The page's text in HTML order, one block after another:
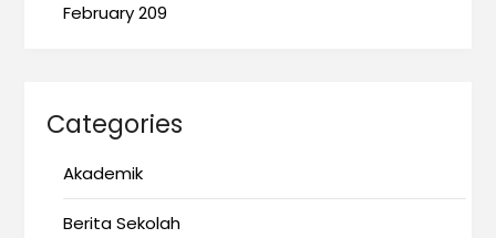
February 209
Categories
Akademik
Berita Sekolah